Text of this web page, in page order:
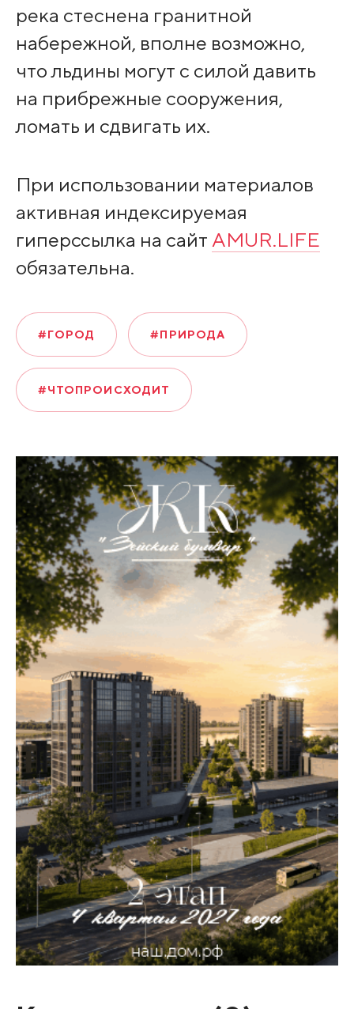
река стеснена гранитной
набережной, вполне возможно,
что льдины могут с силой давить
на прибрежные сооружения,
ломать и сдвигать их.
При использовании материалов
активная индексируемая
гиперссылка на сайт AMUR.LIFE
обязательна.
#ГОРОД #ПРИРОДА
#ЧТОПРОИСХОДИТ